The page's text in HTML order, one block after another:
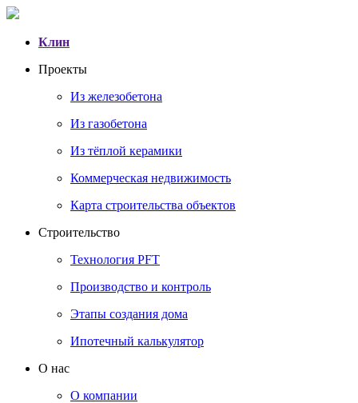
Клин
Проекты
Из железобетона
Из газобетона
Из тёплой керамики
Коммерческая недвижимость
Карта строительства объектов
Строительство
Технология PFT
Производство и контроль
Этапы создания дома
Ипотечный калькулятор
О нас
О компании